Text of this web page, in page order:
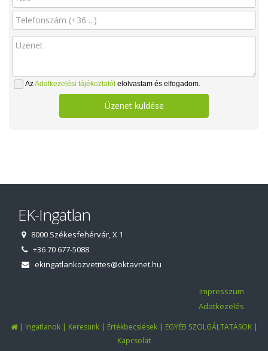
AzAdatkezelési tájékoztatótelolvastam és elfogadom.
Üzenet küldése
EK-Ingatlan
8000 Székesfehérvár, X 1
+36 70 677-5088
ekingatlankozvetites@oktavnet.hu
Impresszum
Adatkezelés
| Ingatlanok| Keresünk| Értékbecslések| EGYÉB SZOLGÁLTATÁSOK|
Kapcsolat